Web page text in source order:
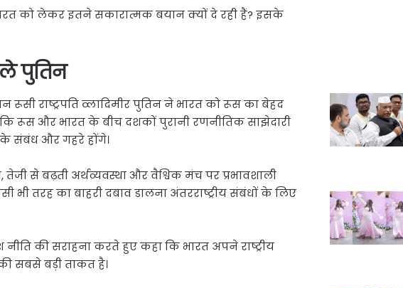
को लेकर इतने सकारात्मक बयान क्यों दे रही हैं? इसके
पुतिन
राष्ट्रपति व्लादिमीर पुतिन ने भारत को रूस का बेहद
रूस और भारत के बीच दशकों पुरानी रणनीतिक साझेदारी
के संबंध और गहरे होंगे।
से बढ़ती अर्थव्यवस्था और वैश्विक मंच पर प्रभावशाली
भी तरह का बाहरी दबाव डालना अंतरराष्ट्रीय संबंधों के लिए
नीति की सराहना करते हुए कहा कि भारत अपने राष्ट्रीय
सबसे बड़ी ताकत है।